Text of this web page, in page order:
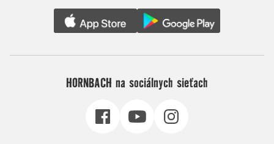
HORNBACH na sociálnych sieťach